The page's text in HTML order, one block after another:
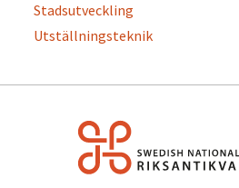
Stadsutveckling
Utställningsteknik